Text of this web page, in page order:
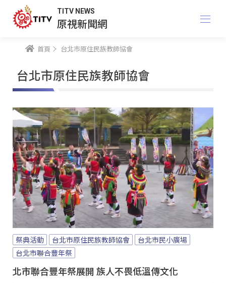
TITV NEWS
原視新聞網
首頁 台北市原住民族教師協會
台北市原住民族教師協會
祭典活動 台北市原住民族教師協會
台北市民小廣場
台北市聯合豐年祭
北市聯合豐年祭展開 族人不畏低溫傳文化